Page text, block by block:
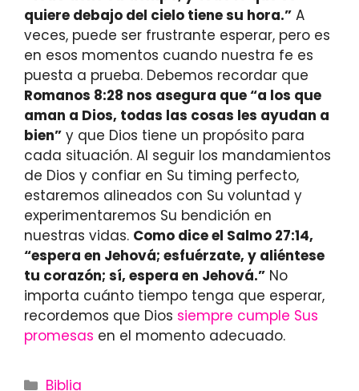
quiere debajo del cielo tiene su hora.” A
veces, puede ser frustrante esperar, pero es
en esos momentos cuando nuestra fe es
puesta a prueba. Debemos recordar que
Romanos 8:28 nos asegura que “a los que
aman a Dios, todas las cosas les ayudan a
bien” y que Dios tiene un propósito para
cada situación. Al seguir los mandamientos
de Dios y confiar en Su timing perfecto,
estaremos alineados con Su voluntad y
experimentaremos Su bendición en
nuestras vidas. Como dice el Salmo 27:14,
“espera en Jehová; esfuérzate, y aliéntese
tu corazón; sí, espera en Jehová.” No
importa cuánto tiempo tenga que esperar,
recordemos que Dios siempre cumple Sus
promesas en el momento adecuado.
Categories
Biblia